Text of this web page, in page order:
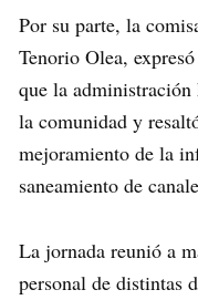
Por su parte, la
Tenorio Olea,
que la administración
la comunidad y
mejoramiento de la
saneamiento de
La jornada reunió a
personal de distintas